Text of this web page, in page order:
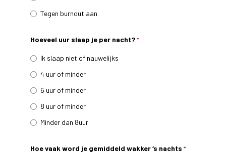
Tegen burnout aan
Hoeveel uur slaap je per nacht?*
Ik slaap niet of nauwelijks
4 uur of minder
6 uur of minder
8 uur of minder
Minder dan 8uur
Hoe vaak word je gemiddeld wakker ‘s nachts *